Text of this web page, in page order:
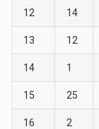
12 14
13 12
14 1
15 25
16 2